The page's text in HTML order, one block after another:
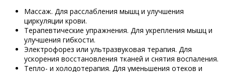
Массаж. Для расслабления мышц и улучшения
циркуляции крови.
Терапевтические упражнения. Для укрепления мышц и
улучшения гибкости.
Электрофорез или ультразвуковая терапия. Для
ускорения восстановления тканей и снятия воспаления.
Тепло- и холодотерапия. Для уменьшения отеков и